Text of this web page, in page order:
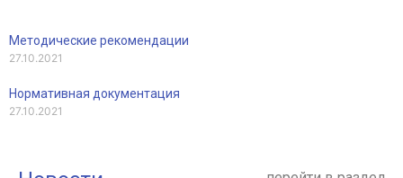
Методические рекомендации
27.10.2021
Нормативная документация
27.10.2021